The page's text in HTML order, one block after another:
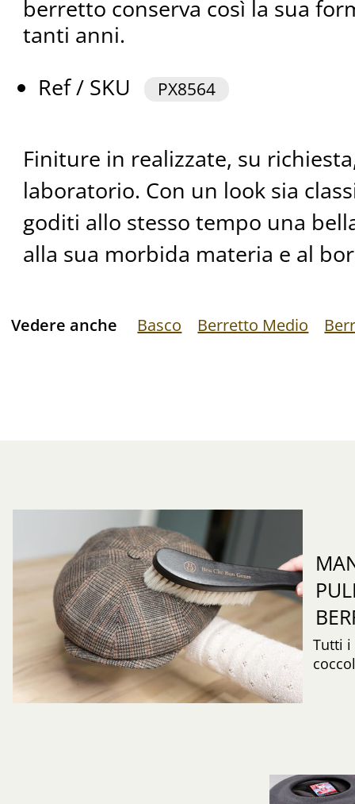
berretto conserva così la sua
tanti anni.
Ref / SKU
PX8564
Finiture in realizzate, su
laboratorio. Con un look sia
goditi allo stesso tempo una
alla sua morbida materia e al
Vedere anche Basco Berretto Medio
Tutti i